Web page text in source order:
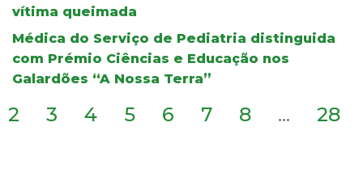
vítima queimada
Médica do Serviço de Pediatria distinguida
com Prémio Ciências e Educação nos
Galardões “A Nossa Terra”
2 3 4 5 6 7 8 ... 28